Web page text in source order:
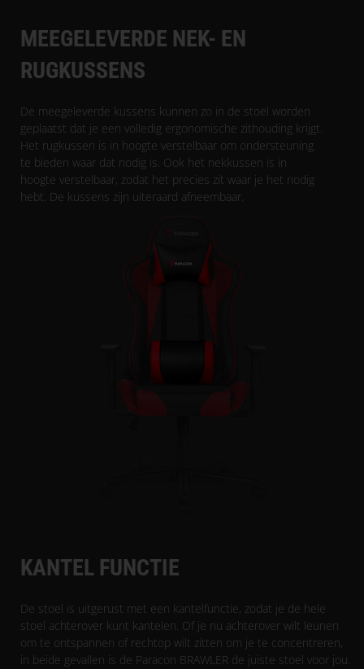
MEEGELEVERDE NEK- EN
RUGKUSSENS
De meegeleverde kussens kunnen zo in de stoel worden
geplaatst dat je een volledig ergonomische zithouding krijgt.
Het rugkussen is in hoogte verstelbaar om ondersteuning
te bieden waar dat nodig is. Ook het nekkussen is in
hoogte verstelbaar, zodat het precies zit waar je het nodig
hebt. De kussens zijn uiteraard afneembaar.
KANTEL FUNCTIE
De stoel is uitgerust met een kantelfunctie, zodat je de hele
stoel achterover kunt kantelen. Of je nu achterover wilt leunen
om te ontspannen of rechtop wilt zitten om je te concentreren,
in beide gevallen is de Paracon BRAWLER de juiste stoel voor jou.